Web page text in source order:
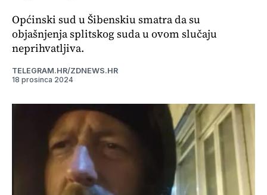
Općinski sud u Šibenskiu smatra da su
objašnjenja splitskog suda u ovom slučaju
neprihvatljiva.
TELEGRAM.HR/ZDNEWS.HR
18 prosinca 2024